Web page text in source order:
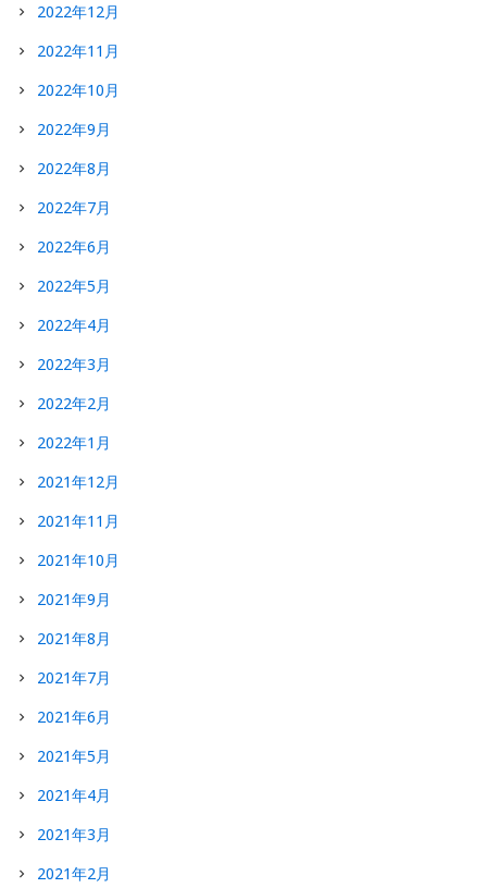
2022年12月
2022年11月
2022年10月
2022年9月
2022年8月
2022年7月
2022年6月
2022年5月
2022年4月
2022年3月
2022年2月
2022年1月
2021年12月
2021年11月
2021年10月
2021年9月
2021年8月
2021年7月
2021年6月
2021年5月
2021年4月
2021年3月
2021年2月